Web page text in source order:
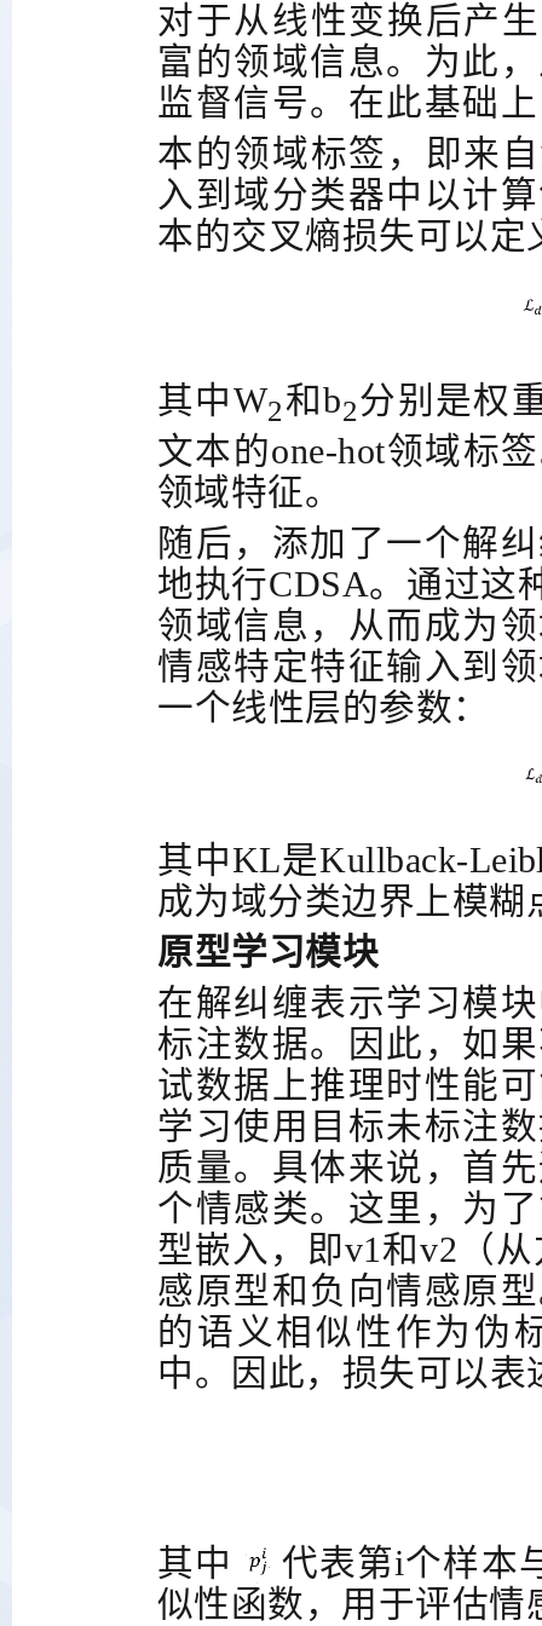
对于从线性变换后产
富的领域信息。为此
监督信号。在此基础
本的领域标签，即来
入到域分类器中以计
本的交叉熵损失可以定
其中W2和b2分别是权
文本的one-hot领域标
领域特征。
随后，添加了一个解
地执行CDSA。通过这
领域信息，从而成为
情感特定特征输入到
一个线性层的参数：
其中KL是Kullback-
成为域分类边界上模糊
原型学习模块
在解纠缠表示学习模
标注数据。因此，如
试数据上推理时性能
学习使用目标未标注
质量。具体来说，首
个情感类。这里，为
型嵌入，即v1 和v2 （
感原型和负向情感原
的语义相似性作为伪
中。因此，损失可以表
其中 代表第i个样本
似性函数，用于评估情